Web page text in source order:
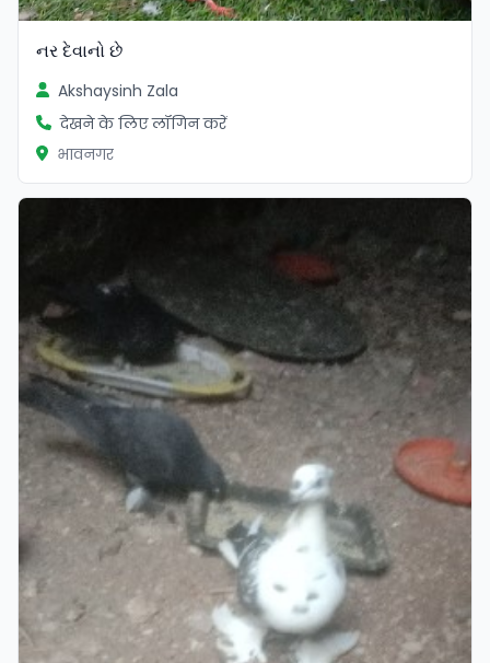
નર દેવાનો છે
Akshaysinh Zala
देखने के लिए लॉगिन करें
भावनगर